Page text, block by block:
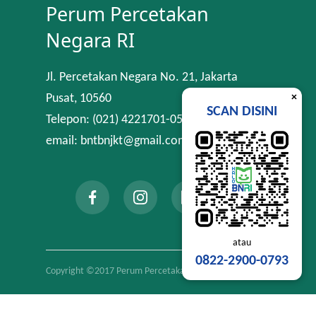
Perum Percetakan
Negara RI
Jl. Percetakan Negara No. 21, Jakarta
Pusat, 10560
Telepon: (021) 4221701-05
email: bntbnjkt@gmail.com
Copyright ©2017 Perum Percetakan Negara RI
×
SCAN DISINI
atau
0822-2900-0793